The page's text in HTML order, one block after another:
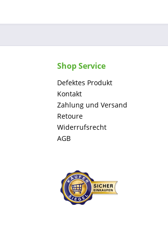
Shop Service
Defektes Produkt
Kontakt
Zahlung und Versand
Retoure
Widerrufsrecht
AGB